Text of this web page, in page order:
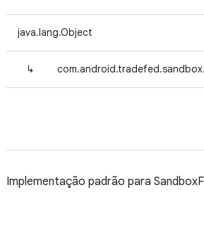
java.lang.Object
↳
Implementação padrão para